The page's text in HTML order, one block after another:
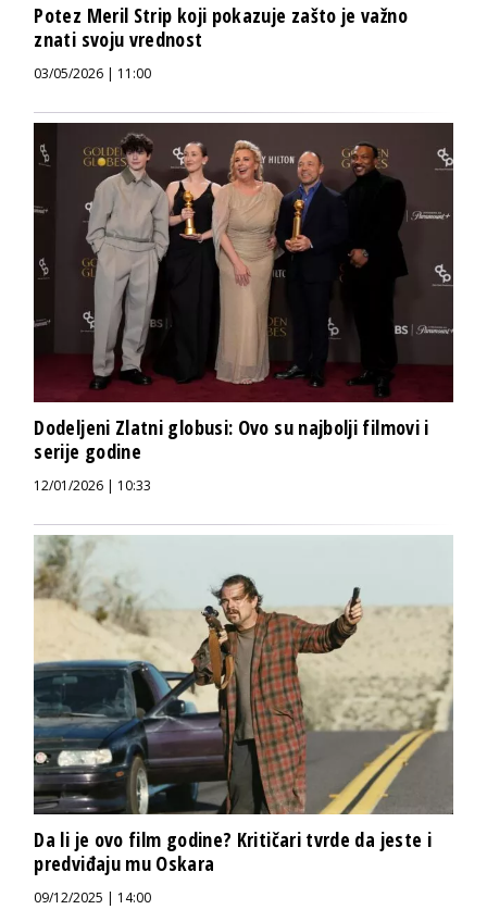
Potez Meril Strip koji pokazuje zašto je važno
znati svoju vrednost
03/05/2026 | 11:00
Dodeljeni Zlatni globusi: Ovo su najbolji filmovi i
serije godine
12/01/2026 | 10:33
Da li je ovo film godine? Kritičari tvrde da jeste i
predviđaju mu Oskara
09/12/2025 | 14:00